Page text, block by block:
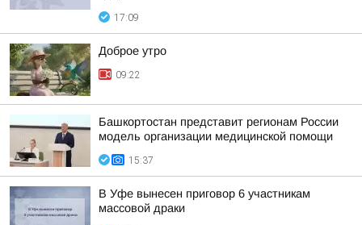
17:09
Доброе утро
09:22
Башкортостан представит регионам России
модель организации медицинской помощи
15:37
В Уфе вынесен приговор 6 участникам
массовой драки